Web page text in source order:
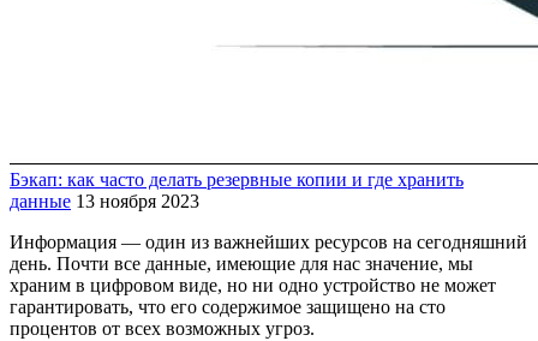
Бэкап: как часто делать резервные копии и где хранить
данные 13 ноября 2023
Информация — один из важнейших ресурсов на сегодняшний
день. Почти все данные, имеющие для нас значение, мы
храним в цифровом виде, но ни одно устройство не может
гарантировать, что его содержимое защищено на сто
процентов от всех возможных угроз.